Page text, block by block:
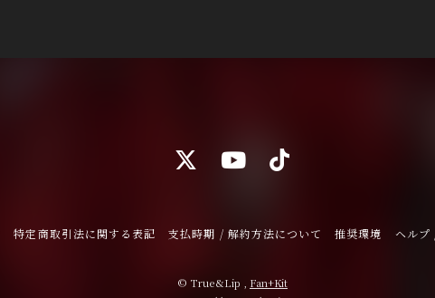
特定商取引法に関する表記 支払時期 / 解約方法について 推奨環境 ヘルプ
© True&Lip , Fan+Kit